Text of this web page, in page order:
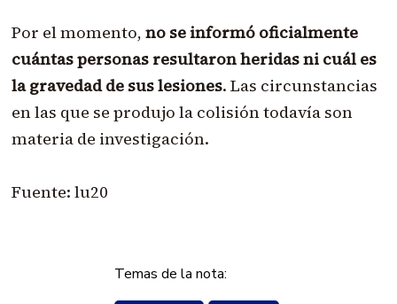
Por el momento, no se informó oficialmente
cuántas personas resultaron heridas ni cuál es
la gravedad de sus lesiones. Las circunstancias
en las que se produjo la colisión todavía son
materia de investigación.
Fuente: lu20
Temas de la nota: